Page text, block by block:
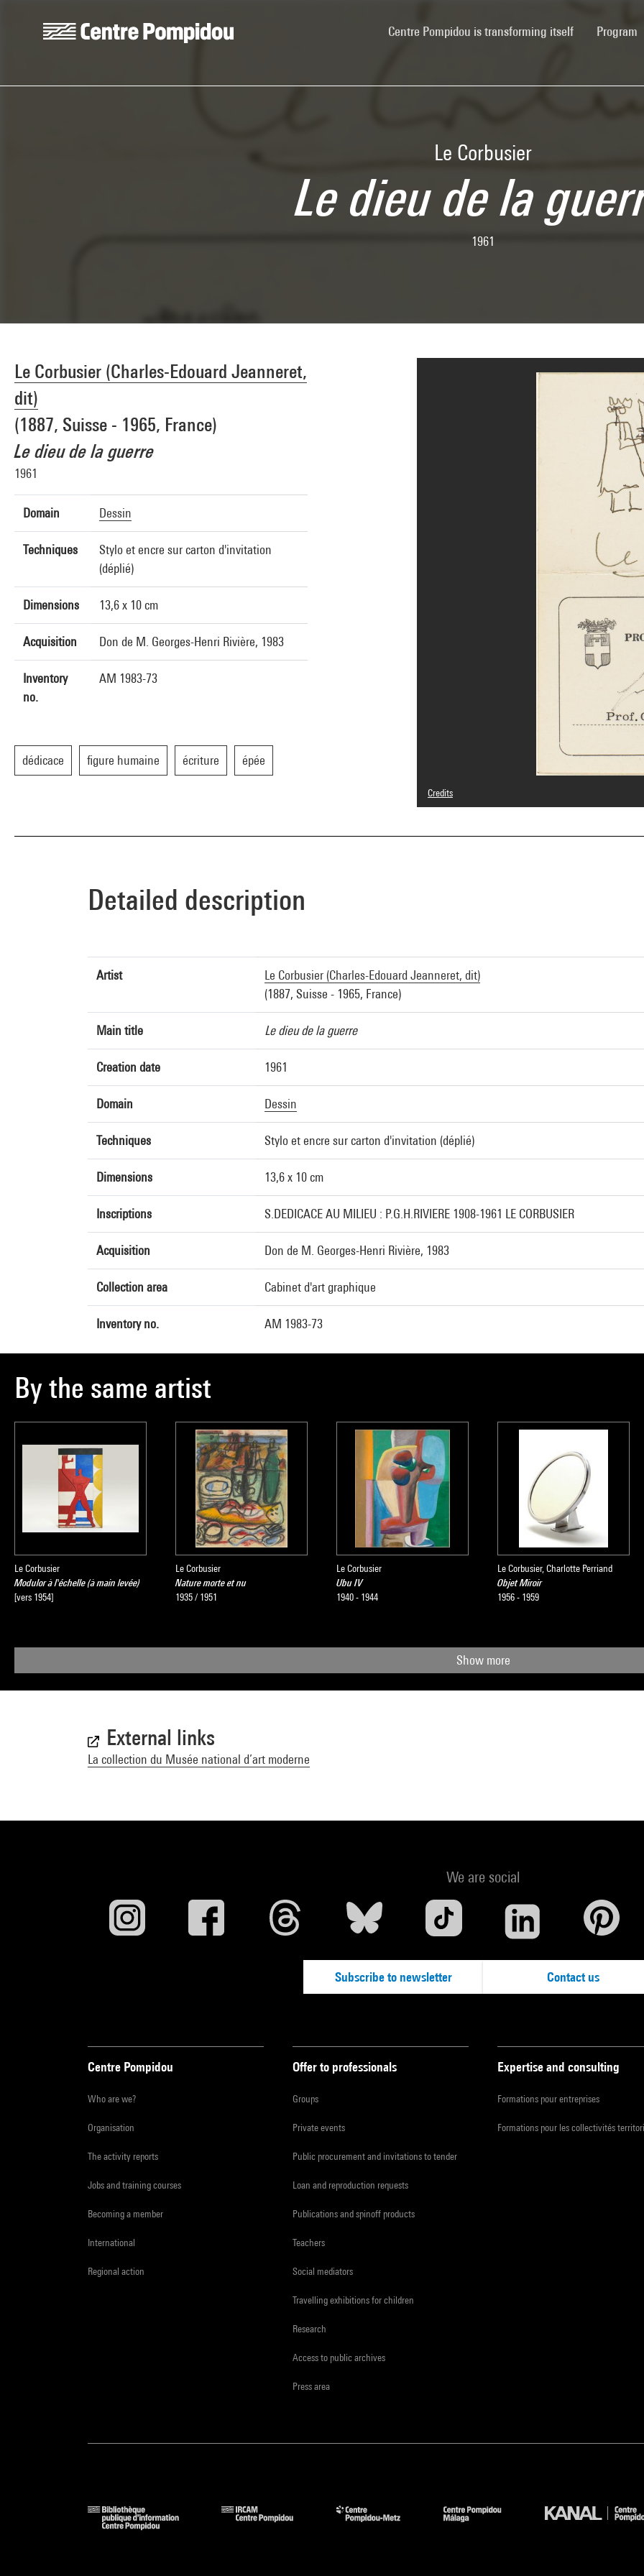
Centre Pompidou is transforming itself(current)Program
Le Corbusier
Le dieu de la
1961
Le Corbusier (Charles-Edouard Jeanneret,
dit)
(1887, Suisse - 1965, France)
Le dieu de la guerre
1961
Domain Dessin
Techniques
Stylo et encre sur carton d'invitation
(déplié)
Dimensions 13,6 x 10 cm
Acquisition Don de M. Georges-Henri Rivière, 1983
Inventory
no.
AM 1983-73
dédicace figure humaine écriture épée
Credits
© F.L.C. / Adagp, Paris
Image reference : 4N63688
Detailed description
Artist
Le Corbusier (Charles-Edouard Jeanneret, dit)
(1887, Suisse - 1965, France)
Main title Le dieu de la guerre
Creation date 1961
Domain Dessin
Techniques Stylo et encre sur carton d'invitation (déplié)
Dimensions 13,6 x 10 cm
Inscriptions S.DEDICACE AU MILIEU : P.G.H.RIVIERE 1908-1961 LE CORBUSIER
Acquisition Don de M. Georges-Henri Rivière, 1983
Collection area Cabinet d'art graphique
Inventory no. AM 1983-73
By the same artist
Le Corbusier
Modulor à l'échelle (à main levée)
[vers 1954]
Le Corbusier
Nature morte et nu
1935 / 1951
Le Corbusier
Ubu IV
1940 - 1944
Le Corbusier, Charlotte Perriand
Objet Miroir
1956 - 1959
Show more
External links
La collection du Musée national d’art moderne
We are social
Subscribe to newsletter Contact us
Centre Pompidou
Who are we?
Organisation
The activity reports
Jobs and training courses
Becoming a member
International
Regional action
Offer to professionals
Groups
Private events
Public procurement and invitations to tender
Loan and reproduction requests
Publications and spinoff products
Teachers
Social mediators
Travelling exhibitions for children
Research
Access to public archives
Press area
Expertise and consulting
Formations pour entreprises
Formations pour les collectivités